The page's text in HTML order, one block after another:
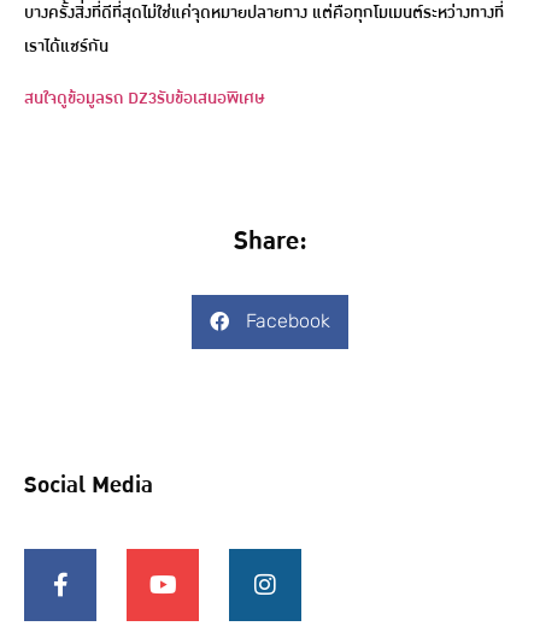
บางครั้งสิ่งที่ดีที่สุดไม่ใช่แค่จุดหมายปลายทาง แต่คือทุกโมเมนต์ระหว่างทางที่
เราได้แชร์กัน
สนใจดูข้อมูลรถ DZ3รับข้อเสนอพิเศษ
Share:
Facebook
Social Media